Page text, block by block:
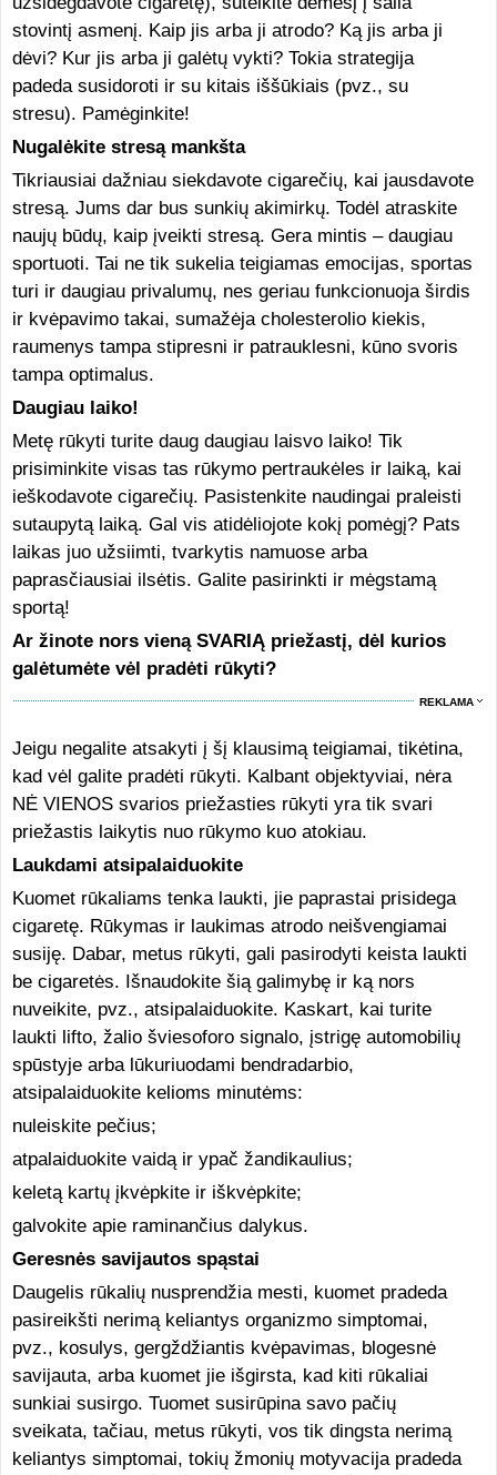
stovintį asmenį. Kaip jis arba ji atrodo? Ką jis arba ji
dėvi? Kur jis arba ji galėtų vykti? Tokia strategija
padeda susidoroti ir su kitais iššūkiais (pvz., su
stresu). Pamėginkite!
Nugalėkite stresą mankšta
Tikriausiai dažniau siekdavote cigarečių, kai jausdavote
stresą. Jums dar bus sunkių akimirkų. Todėl atraskite
naujų būdų, kaip įveikti stresą. Gera mintis – daugiau
sportuoti. Tai ne tik sukelia teigiamas emocijas, sportas
turi ir daugiau privalumų, nes geriau funkcionuoja širdis
ir kvėpavimo takai, sumažėja cholesterolio kiekis,
raumenys tampa stipresni ir patrauklesni, kūno svoris
tampa optimalus.
Daugiau laiko!
Metę rūkyti turite daug daugiau laisvo laiko! Tik
prisiminkite visas tas rūkymo pertraukėles ir laiką, kai
ieškodavote cigarečių. Pasistenkite naudingai praleisti
sutaupytą laiką. Gal vis atidėliojote kokį pomėgį? Pats
laikas juo užsiimti, tvarkytis namuose arba
paprasčiausiai ilsėtis. Galite pasirinkti ir mėgstamą
sportą!
Ar žinote nors vieną SVARIĄ priežastį, dėl kurios
galėtumėte vėl pradėti rūkyti?
REKLAMA
Jeigu negalite atsakyti į šį klausimą teigiamai, tikėtina,
kad vėl galite pradėti rūkyti. Kalbant objektyviai, nėra
NĖ VIENOS svarios priežasties rūkyti yra tik svari
priežastis laikytis nuo rūkymo kuo atokiau.
Laukdami atsipalaiduokite
Kuomet rūkaliams tenka laukti, jie paprastai prisidega
cigaretę. Rūkymas ir laukimas atrodo neišvengiamai
susiję. Dabar, metus rūkyti, gali pasirodyti keista laukti
be cigaretės. Išnaudokite šią galimybę ir ką nors
nuveikite, pvz., atsipalaiduokite. Kaskart, kai turite
laukti lifto, žalio šviesoforo signalo, įstrigę automobilių
spūstyje arba lūkuriuodami bendradarbio,
atsipalaiduokite kelioms minutėms:
nuleiskite pečius;
atpalaiduokite vaidą ir ypač žandikaulius;
keletą kartų įkvėpkite ir iškvėpkite;
galvokite apie raminančius dalykus.
Geresnės savijautos spąstai
Daugelis rūkalių nusprendžia mesti, kuomet pradeda
pasireikšti nerimą keliantys organizmo simptomai,
pvz., kosulys, gergždžiantis kvėpavimas, blogesnė
savijauta, arba kuomet jie išgirsta, kad kiti rūkaliai
sunkiai susirgo. Tuomet susirūpina savo pačių
sveikata, tačiau, metus rūkyti, vos tik dingsta nerimą
keliantys simptomai, tokių žmonių motyvacija pradeda